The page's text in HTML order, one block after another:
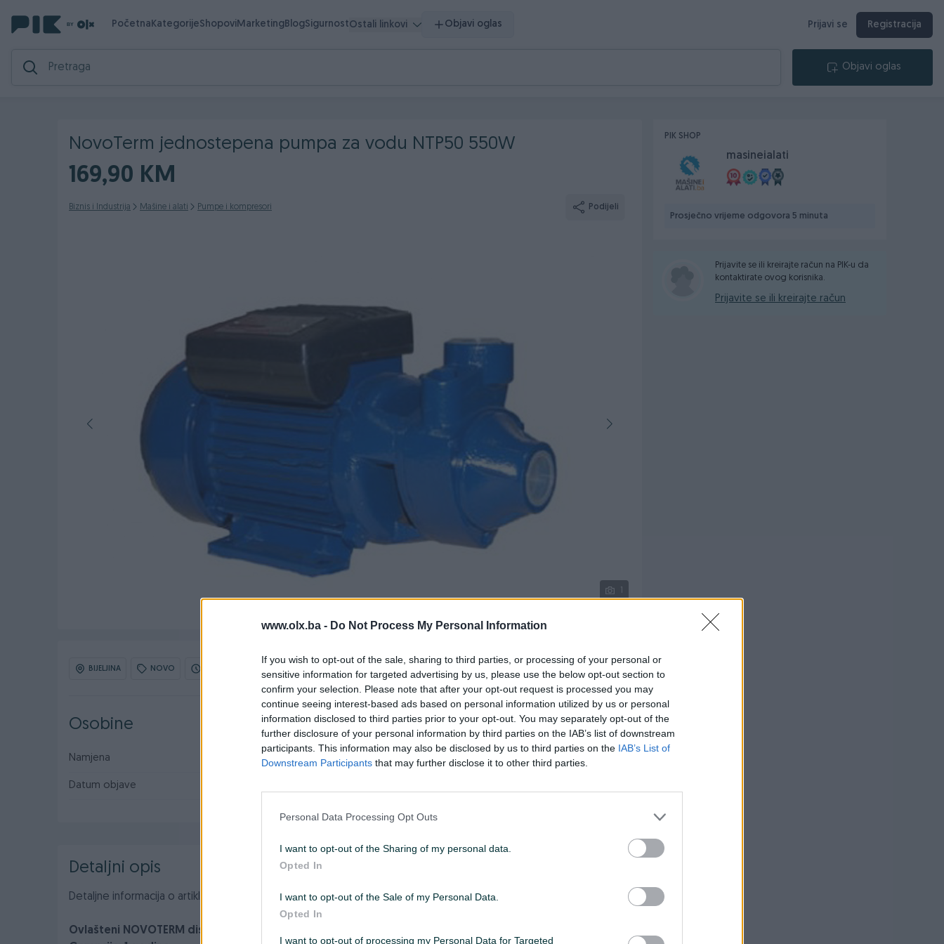
www.olx.ba - Do Not Process My Personal Information
If you wish to opt-out of the sale, sharing to third parties, or processing of your personal or
sensitive information for targeted advertising by us, please use the below opt-out section to
confirm your selection. Please note that after your opt-out request is processed you may
continue seeing interest-based ads based on personal information utilized by us or personal
information disclosed to third parties prior to your opt-out. You may separately opt-out of the
further disclosure of your personal information by third parties on the IAB’s list of downstream
participants. This information may also be disclosed by us to third parties on the IAB’s List of
Downstream Participants that may further disclose it to other third parties.
Personal Data Processing Opt Outs
I want to opt-out of the Sharing of my personal data.
Opted In
I want to opt-out of the Sale of my Personal Data.
Opted In
I want to opt-out of processing my Personal Data for Targeted
PočetnaKategorijeShopoviMarketingBlogSigurnostOstali linkovi Objavi oglas Prijavi se Registracija
Objavi oglas
NovoTerm jednostepena pumpa za vodu NTP50 550W
169,90 KM
Biznis i Industrija Mašine i alati Pumpe i kompresori Podijeli
BIJELJINA NOVO
Osobine
Namjena Vrsta Pumpa
Datum objave
Detaljni opis
Detaljne informacija o artiklu pogledajte na našem web shopu - KLIK OVDJE
Ovlašteni NOVOTERM distributer www.masineialati.ba
PIK SHOP
masineialati
Prosječno vrijeme odgovora 5 minuta
Prijavite se ili kreirajte račun na PIK-u da
kontaktirate ovog korisnika.
Prijavite se ili kreirajte račun